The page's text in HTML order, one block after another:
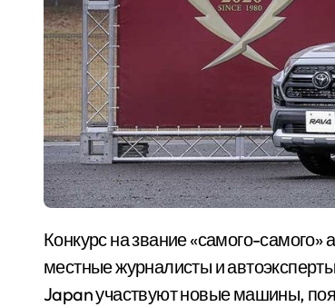
Конкурс на звание «самого-самого» авто в Японии проводят с 1980-го, в состав жюри входят
местные журналисты и
Japan участвуют новые машины,